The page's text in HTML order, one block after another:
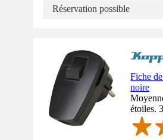
Réservation possible
Fiche
noire
étoiles.